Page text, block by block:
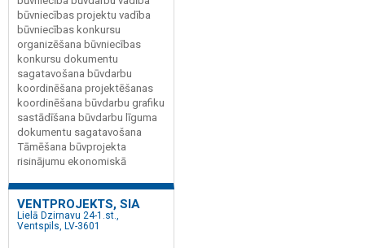
būvniecības projektu vadība
būvniecības konkursu
organizēšana būvniecības
konkursu dokumentu
sagatavošana būvdarbu
koordinēšana projektēšanas
koordinēšana būvdarbu grafiku
sastādīšana būvdarbu līguma
dokumentu sagatavošana
Tāmēšana būvprojekta
risinājumu ekonomiskā
VENTPROJEKTS, SIA
Lielā Dzirnavu 24-1.st.,
Ventspils, LV-3601